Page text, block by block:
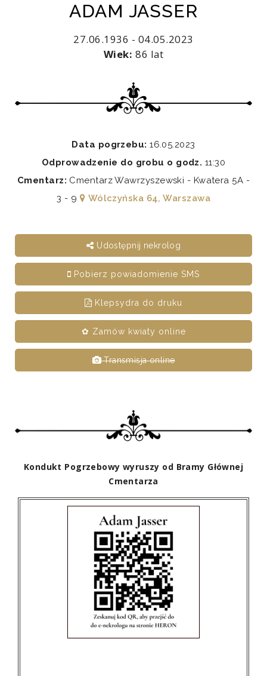
ADAM JASSER
27.06.1936 - 04.05.2023
Wiek: 86 lat
Data pogrzebu: 16.05.2023
Odprowadzenie do grobu o godz. 11:30
Cmentarz: Cmentarz Wawrzyszewski - Kwatera 5A -
3 - 9
Wólczyńska 64, Warszawa
Udostępnij nekrolog
Pobierz powiadomienie SMS
Klepsydra do druku
✿ Zamów kwiaty online
Transmisja online
Kondukt Pogrzebowy wyruszy od Bramy Głównej
Cmentarza